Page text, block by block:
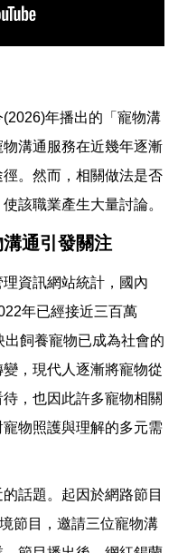
年播出的「寵物溝
溝通服務在近幾年逐漸
。然而，相關做法是否
該職業產生大量討論。
通引發關注
資訊網站統計，國內
年已經接近三百萬
飼養寵物已成為社會的
，現代人逐漸將寵物從
，也因此許多寵物相關
物照護與理解的多元需
話題。起因於網路節目
節目，邀請三位寵物溝